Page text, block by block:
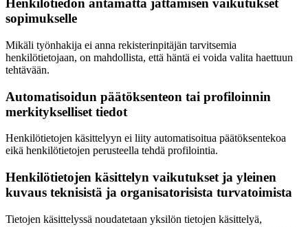
Henkilötiedon antamatta jättämisen vaikutukset
sopimukselle
Mikäli työnhakija ei anna rekisterinpitäjän tarvitsemia
henkilötietojaan, on mahdollista, että häntä ei voida valita haettuun
tehtävään.
Automatisoidun päätöksenteon tai profiloinnin
merkitykselliset tiedot
Henkilötietojen käsittelyyn ei liity automatisoitua päätöksentekoa
eikä henkilötietojen perusteella tehdä profilointia.
Henkilötietojen käsittelyn vaikutukset ja yleinen
kuvaus teknisistä ja organisatorisista turvatoimista
Tietojen käsittelyssä noudatetaan yksilön tietojen käsittelyä,